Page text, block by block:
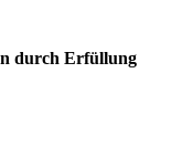
durch Erfüllung